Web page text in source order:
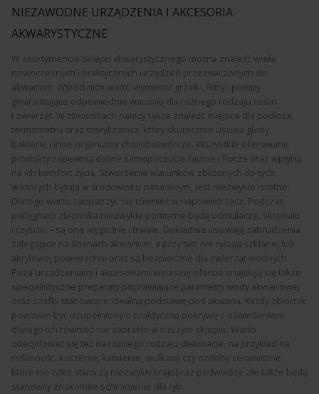
NIEZAWODNE URZĄDZENIA I AKCESORIA
AKWARYSTYCZNE
W asortymencie sklepu akwarystycznego można znaleźć wiele
nowoczesnych i praktycznych urządzeń przeznaczonych do
akwarium. Wśród nich warto wymienić grzałki, filtry i pompy
gwarantujące odpowiednie warunki dla różnego rodzaju roślin
i zwierząt. W zbiornikach należy także znaleźć miejsce dla podłoża,
termometru oraz sterylizatora, który skutecznie usuwa glony,
bakterie i inne organizmy chorobotwórcze. Wszystkie oferowane
produkty zapewnią dobre samopoczucie faunie i florze oraz wpłyną
na ich komfort życia. Stworzenie warunków zbliżonych do tych,
w których bytują w środowisku naturalnym, jest niezwykle istotne.
Dlatego warto zaopatrzyć się również w napowietrzacz. Podczas
pielęgnacji zbiornika niezwykle pomocne będą odmulacze, skrobaki
i czyściki – są one wygodne i trwałe. Dokładnie usuwają zabrudzenia
zalegające na ścianach akwarium, a przy tym nie rysują szklanej lub
akrylowej powierzchni oraz są bezpieczne dla zwierząt wodnych.
Poza urządzeniami i akcesoriami w naszej ofercie znajdują się także
specjalistyczne preparaty poprawiające parametry wody akwariowej
oraz szafki stanowiące idealną podstawę pod akwaria. Każdy zbiornik
powinien być uzupełniony o praktyczną pokrywę z oświetleniem,
dlatego ich również nie zabrakło w naszym sklepie. Warto
zdecydować się też na różnego rodzaju dekoracje, na przykład na
roślinność, korzenie, kamienie, wulkany czy ozdoby ceramiczne,
które nie tylko stworzą niezwykły krajobraz podwodny, ale także będą
stanowiły znakomite schronienie dla ryb.